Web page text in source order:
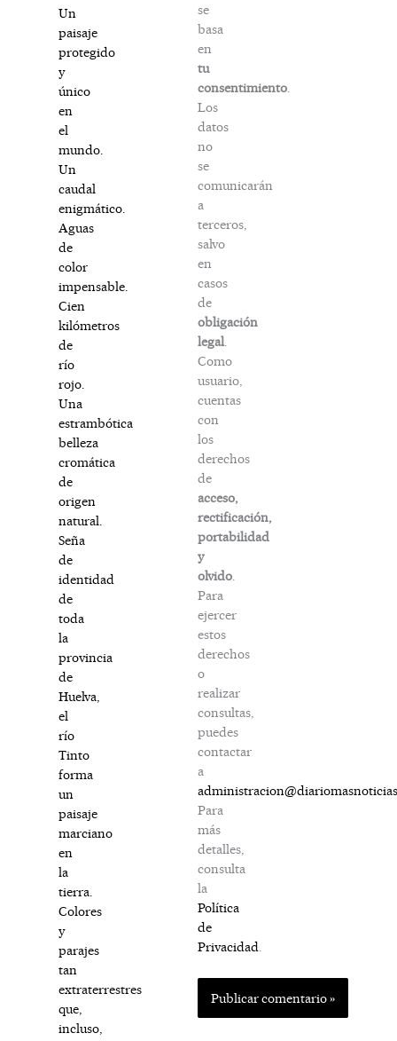
Un
paisaje
protegido
y
único
en
el
mundo.
Un
caudal
enigmático.
Aguas
de
color
impensable.
Cien
kilómetros
de
río
rojo.
Una
estrambótica
belleza
cromática
de
origen
natural.
Seña
de
identidad
de
toda
la
provincia
de
Huelva,
el
río
Tinto
forma
un
paisaje
marciano
en
la
tierra.
Colores
y
parajes
tan
extraterrestres
que,
incluso,
se
basa
en
tu
consentimiento
Los
datos
no
se
comunicarán
a
terceros,
salvo
en
casos
de
obligación
legal
Como
usuario,
cuentas
con
los
derechos
de
acceso,
rectificación,
portabilidad
y
olvido
Para
ejercer
estos
derechos
o
realizar
consultas,
puedes
contactar
a
Para
más
detalles,
consulta
la
Política
de
Privacidad